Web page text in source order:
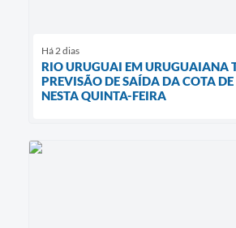
Há 2 dias
RIO URUGUAI EM URUGUAIANA
PREVISÃO DE SAÍDA DA COTA
NESTA QUINTA-FEIRA